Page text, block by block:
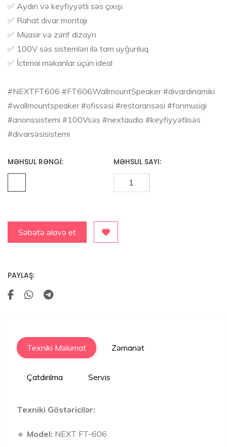
✅ Aydın və keyfiyyətli səs çıxışı
✅ Rahat divar montajı
✅ Müasir və zərif dizayn
✅ 100V səs sistemləri ilə tam uyğunluq
✅ İctimai məkanlar üçün ideal
#NEXTFT606 #FT606WallmountSpeaker #divardinamiki
#wallmountspeaker #ofissəsi #restoransəsi #fonmusigi
#anonssistemi #100Vsəs #nextaudio #keyfiyyətlisəs
#divarsəsisistemi
MƏHSUL RƏNGI: MƏHSUL SAYI:
Səbətə əlavə et
PAYLAŞ:
Texniki Məlumat Zəmanət
Çatdırılma Servis
Texniki Göstəricilər:
🔹 Model: NEXT FT-606